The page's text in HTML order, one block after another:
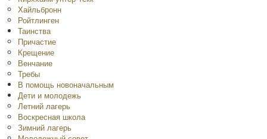
Хайльбронн
Ройтлинген
Таинства
Причастие
Крещение
Венчание
Требы
В помощь новоначальным
Дети и молодежь
Летний лагерь
Воскресная школа
Зимний лагерь